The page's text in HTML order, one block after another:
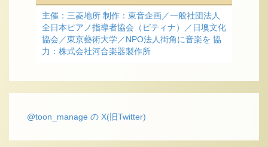
主催：三菱地所 制作：東音企画／一般社団法人
全日本ピアノ指導者協会（ピティナ）／日墺文化
協会／東京藝術大学／NPO法人街角に音楽を 協
力：株式会社河合楽器製作所
@toon_manage の X(旧Twitter)